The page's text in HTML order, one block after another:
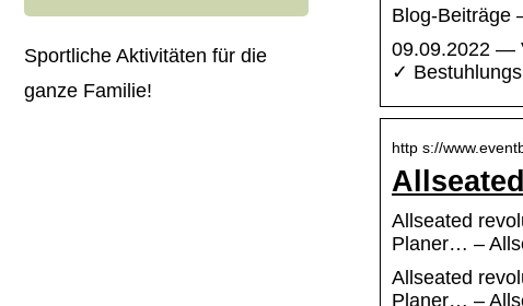
Blog-Beiträge
09.09.2022 —
✓
http s://
Allseated
Planer… –
Allseated
Planer… –
Sportliche Aktivitäten für die
ganze Familie!